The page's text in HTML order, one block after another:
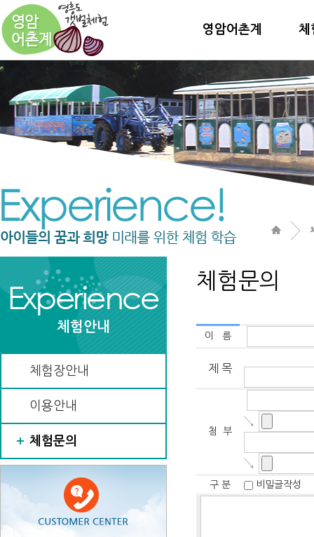
영암어촌계 체
체험안내
체험장안내
이용안내
체험문의
체험문의
이 름
제 목
첨 부
↘
↘
구 분 비밀글작성